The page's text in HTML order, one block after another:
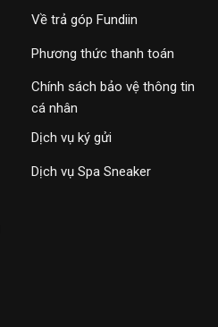
Về trả góp Fundiin
Phương thức thanh toán
Chính sách bảo vệ thông tin
cá nhân
Dịch vụ ký gửi
Dịch vụ Spa Sneaker